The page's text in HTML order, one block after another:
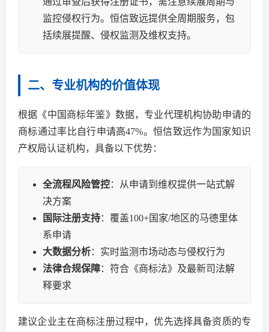
监控侵权行为。恒信致远提供全周期服务，包
括续展提醒、侵权监测及维权支持。
二、专业机构的价值体现
根据《中国商标年鉴》数据，专业代理机构协助申请的
商标通过率比自行申请高47%。恒信致远作为国家知识
产权局认证机构，具备以下优势：
全流程风险管控：从申请到维权提供一站式解
决方案
国际注册支持：覆盖100+国家/地区的马德里体
系申请
大数据分析：实时监测市场动态与侵权行为
法律合规保障：符合《商标法》及最新司法解
释要求
建议企业主在商标注册过程中，优先选择具备资质的专